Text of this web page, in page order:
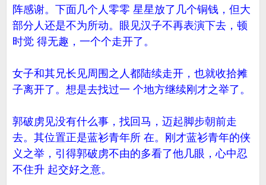
阵感谢。下面几个人零零 星星放了几个铜钱，但大
部分人还是不为所动。眼见汉子不再表演下去，顿
时觉 得无趣，一个个走开了。
女子和其兄长见周围之人都陆续走开，也就收拾摊
子离开了。想是去找过一 个地方继续刚才之举了。
郭破虏见没有什么事，找回马，迈起脚步朝前走
去。其位置正是蓝衫青年所 在。刚才蓝衫青年的侠
义之举，引得郭破虏不由的多看了他几眼，心中忍
不住升 起交好之意。